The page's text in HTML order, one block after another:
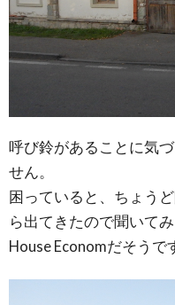
呼び鈴があることに気
せん。
困っていると、ちょう
ら出てきたので聞いて
House Economだそうで